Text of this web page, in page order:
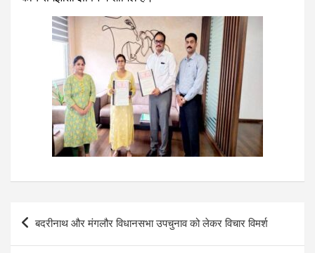
Post
बदरीनाथ और मंगलौर विधानसभा उपचुनाव को लेकर विचार विमर्श